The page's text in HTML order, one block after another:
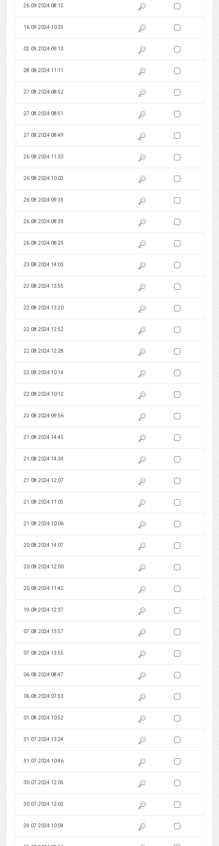
26.09.2024 08:15 Pokaż podgląd wersji z dnia
Zaznacz wersję do
16.09.2024 10:35 Pokaż podgląd wersji z dnia
Zaznacz wersję do
02.09.2024 09:13 Pokaż podgląd wersji z dnia
Zaznacz wersję do
28.08.2024 11:11 Pokaż podgląd wersji z dnia
Zaznacz wersję do
27.08.2024 08:52 Pokaż podgląd wersji z dnia
Zaznacz wersję do
27.08.2024 08:51 Pokaż podgląd wersji z dnia
Zaznacz wersję do
27.08.2024 08:49 Pokaż podgląd wersji z dnia
Zaznacz wersję do
26.08.2024 11:33 Pokaż podgląd wersji z dnia
Zaznacz wersję do
26.08.2024 10:03 Pokaż podgląd wersji z dnia
Zaznacz wersję do
26.08.2024 09:35 Pokaż podgląd wersji z dnia
Zaznacz wersję do
26.08.2024 08:39 Pokaż podgląd wersji z dnia
Zaznacz wersję do
26.08.2024 08:25 Pokaż podgląd wersji z dnia
Zaznacz wersję do
23.08.2024 14:03 Pokaż podgląd wersji z dnia
Zaznacz wersję do
22.08.2024 13:55 Pokaż podgląd wersji z dnia
Zaznacz wersję do
22.08.2024 13:20 Pokaż podgląd wersji z dnia
Zaznacz wersję do
22.08.2024 12:52 Pokaż podgląd wersji z dnia
Zaznacz wersję do
22.08.2024 12:28 Pokaż podgląd wersji z dnia
Zaznacz wersję do
22.08.2024 10:14 Pokaż podgląd wersji z dnia
Zaznacz wersję do
22.08.2024 10:12 Pokaż podgląd wersji z dnia
Zaznacz wersję do
22.08.2024 09:56 Pokaż podgląd wersji z dnia
Zaznacz wersję do
21.08.2024 14:45 Pokaż podgląd wersji z dnia
Zaznacz wersję do
21.08.2024 14:34 Pokaż podgląd wersji z dnia
Zaznacz wersję do
21.08.2024 12:07 Pokaż podgląd wersji z dnia
Zaznacz wersję do
21.08.2024 11:05 Pokaż podgląd wersji z dnia
Zaznacz wersję do
21.08.2024 10:06 Pokaż podgląd wersji z dnia
Zaznacz wersję do
20.08.2024 14:07 Pokaż podgląd wersji z dnia
Zaznacz wersję do
20.08.2024 12:00 Pokaż podgląd wersji z dnia
Zaznacz wersję do
20.08.2024 11:42 Pokaż podgląd wersji z dnia
Zaznacz wersję do
19.08.2024 12:37 Pokaż podgląd wersji z dnia
Zaznacz wersję do
07.08.2024 13:57 Pokaż podgląd wersji z dnia
Zaznacz wersję do
07.08.2024 13:55 Pokaż podgląd wersji z dnia
Zaznacz wersję do
06.08.2024 08:47 Pokaż podgląd wersji z dnia
Zaznacz wersję do
06.08.2024 07:53 Pokaż podgląd wersji z dnia
Zaznacz wersję do
01.08.2024 10:52 Pokaż podgląd wersji z dnia
Zaznacz wersję do
31.07.2024 13:24 Pokaż podgląd wersji z dnia
Zaznacz wersję do
31.07.2024 10:46 Pokaż podgląd wersji z dnia
Zaznacz wersję do
30.07.2024 12:05 Pokaż podgląd wersji z dnia
Zaznacz wersję do
30.07.2024 12:02 Pokaż podgląd wersji z dnia
Zaznacz wersję do
24.07.2024 10:04 Pokaż podgląd wersji z dnia
Zaznacz wersję do